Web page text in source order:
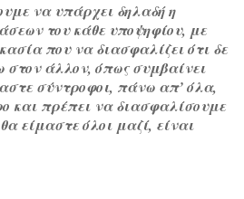
να υπάρχει δηλαδή η
του κάθε υποψηφίου, με
που να διασφαλίζει ότι δε
στον άλλον, όπως συμβαίνει
σύντροφοι, πάνω απ’ όλα,
και πρέπει να διασφαλίσουμε
είμαστε όλοι μαζί, είναι